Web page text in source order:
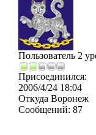
Пользователь 2
Присоединился:
2006/4/24 18:04
Откуда Воронеж
Сообщений: 87